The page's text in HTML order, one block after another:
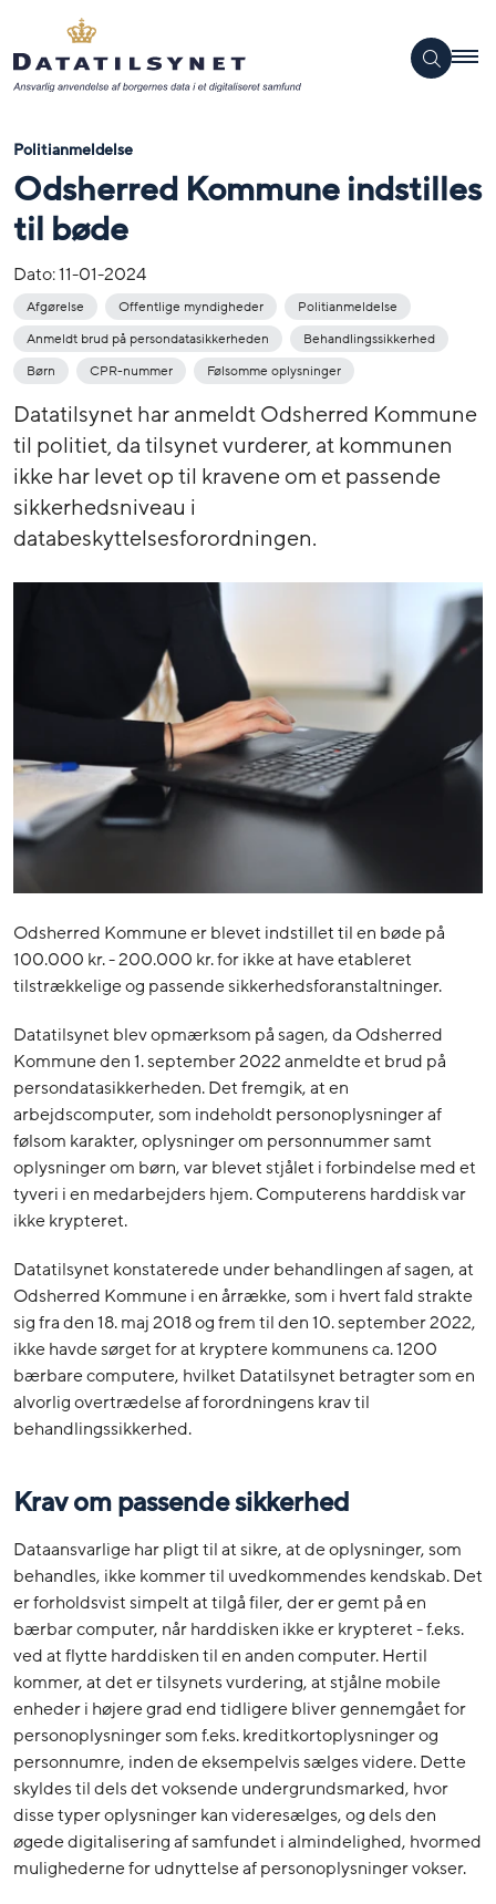
Politianmeldelse
Odsherred Kommune indstilles
til bøde
Dato:11-01-2024
Afgørelse Offentlige myndigheder
Politianmeldelse
Anmeldt brud på persondatasikkerheden
Behandlingssikkerhed
Børn
CPR-nummer Følsomme oplysninger
Datatilsynet har anmeldt Odsherred Kommune
til politiet, da tilsynet vurderer, at kommunen
ikke har levet op til kravene om et passende
sikkerhedsniveau i
databeskyttelsesforordningen.
Odsherred Kommune er blevet indstillet til en bøde på
100.000 kr. - 200.000 kr. for ikke at have etableret
tilstrækkelige og passende sikkerhedsforanstaltninger.
Datatilsynet blev opmærksom på sagen, da Odsherred
Kommune den 1. september 2022 anmeldte et brud på
persondatasikkerheden. Det fremgik, at en
arbejdscomputer, som indeholdt personoplysninger af
følsom karakter, oplysninger om personnummer samt
oplysninger om børn, var blevet stjålet i forbindelse med et
tyveri i en medarbejders hjem. Computerens harddisk var
ikke krypteret.
Datatilsynet konstaterede under behandlingen af sagen, at
Odsherred Kommune i en årrække, som i hvert fald strakte
sig fra den 18. maj 2018 og frem til den 10. september 2022,
ikke havde sørget for at kryptere kommunens ca. 1200
bærbare computere, hvilket Datatilsynet betragter som en
alvorlig overtrædelse af forordningens krav til
behandlingssikkerhed.
Krav om passende sikkerhed
Dataansvarlige har pligt til at sikre, at de oplysninger, som
behandles, ikke kommer til uvedkommendes kendskab. Det
er forholdsvist simpelt at tilgå filer, der er gemt på en
bærbar computer, når harddisken ikke er krypteret - f.eks.
ved at flytte harddisken til en anden computer. Hertil
kommer, at det er tilsynets vurdering, at stjålne mobile
enheder i højere grad end tidligere bliver gennemgået for
personoplysninger som f.eks. kreditkortoplysninger og
personnumre, inden de eksempelvis sælges videre. Dette
skyldes til dels det voksende undergrundsmarked, hvor
disse typer oplysninger kan videresælges, og dels den
øgede digitalisering af samfundet i almindelighed, hvormed
mulighederne for udnyttelse af personoplysninger vokser.